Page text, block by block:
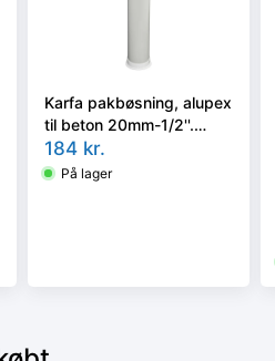
Karfa pakbøsning, alupex
til beton 20mm-1/2''.
300mm
184 kr.
På lager